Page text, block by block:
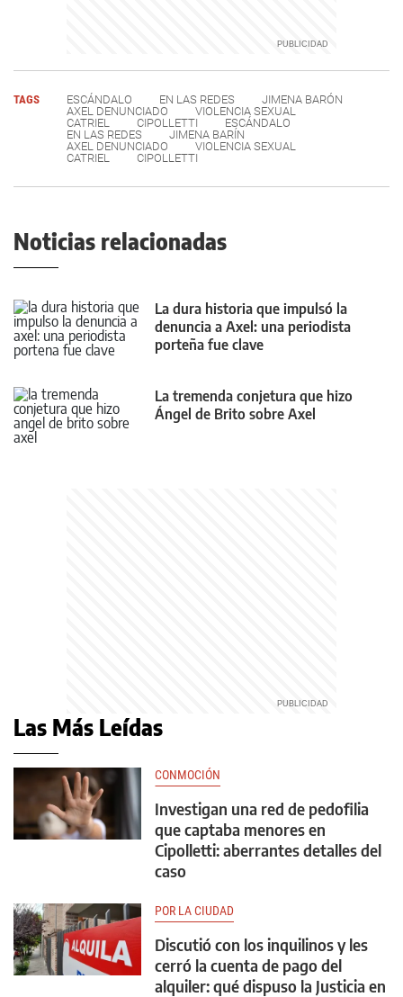
TAGS ESCÁNDALO EN LAS REDES
JIMENA BARÓN
AXEL DENUNCIADO
VIOLENCIA SEXUAL
CATRIEL
CIPOLLETTI
ESCÁNDALO
EN LAS REDES
JIMENA BARÍN
AXEL DENUNCIADO
VIOLENCIA SEXUAL
CATRIEL
CIPOLLETTI
Noticias relacionadas
La dura historia que impulsó la
denuncia a Axel: una periodista
porteña fue clave
La tremenda conjetura que hizo
Ángel de Brito sobre Axel
Las Más Leídas
CONMOCIÓN
Investigan una red de pedofilia
que captaba menores en
Cipolletti: aberrantes detalles del
caso
POR LA CIUDAD
Discutió con los inquilinos y les
cerró la cuenta de pago del
alquiler: qué dispuso la Justicia en